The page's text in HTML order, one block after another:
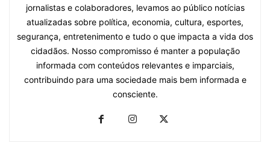
jornalistas e colaboradores, levamos ao público notícias
atualizadas sobre política, economia, cultura, esportes,
segurança, entretenimento e tudo o que impacta a vida dos
cidadãos. Nosso compromisso é manter a população
informada com conteúdos relevantes e imparciais,
contribuindo para uma sociedade mais bem informada e
consciente.